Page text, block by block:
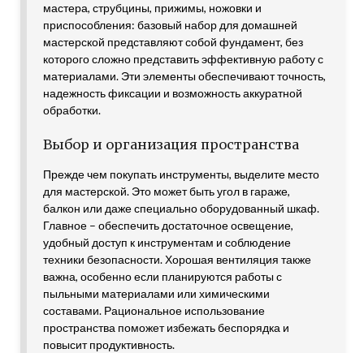
мастера, струбцины, прижимы, ножовки и
приспособления: базовый набор для домашней
мастерской представляют собой фундамент, без
которого сложно представить эффективную работу с
материалами. Эти элементы обеспечивают точность,
надежность фиксации и возможность аккуратной
обработки.
Выбор и организация пространства
Прежде чем покупать инструменты, выделите место
для мастерской. Это может быть угол в гараже,
балкон или даже специально оборудованный шкаф.
Главное – обеспечить достаточное освещение,
удобный доступ к инструментам и соблюдение
техники безопасности. Хорошая вентиляция также
важна, особенно если планируются работы с
пыльными материалами или химическими
составами. Рациональное использование
пространства поможет избежать беспорядка и
повысит продуктивность.